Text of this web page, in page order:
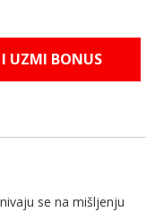
I UZMI BONUS
se na mišljenju